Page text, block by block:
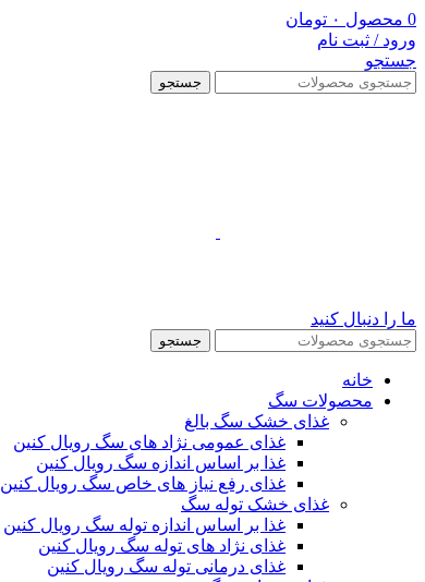
0 محصول ۰ تومان
ورود / ثبت نام
جستجو
جستجو
ما را دنبال کنید
جستجو
خانه
محصولات سگ
غذای خشک سگ بالغ
غذای عمومی نژاد های سگ رویال کنین
غذا بر اساس اندازه سگ رویال کنین
غذای رفع نیاز های خاص سگ رویال کنین
غذای خشک توله سگ
غذا بر اساس اندازه توله سگ رویال کنین
غذای نژاد های توله سگ رویال کنین
غذای درمانی توله سگ رویال کنین